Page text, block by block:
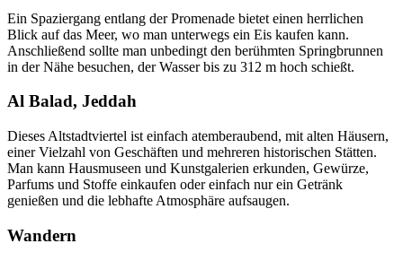
Ein Spaziergang entlang der Promenade bietet einen herrlichen
Blick auf das Meer, wo man unterwegs ein Eis kaufen kann.
Anschließend sollte man unbedingt den berühmten Springbrunnen
in der Nähe besuchen, der Wasser bis zu 312 m hoch schießt.
Al Balad, Jeddah
Dieses Altstadtviertel ist einfach atemberaubend, mit alten Häusern,
einer Vielzahl von Geschäften und mehreren historischen Stätten.
Man kann Hausmuseen und Kunstgalerien erkunden, Gewürze,
Parfums und Stoffe einkaufen oder einfach nur ein Getränk
genießen und die lebhafte Atmosphäre aufsaugen.
Wandern